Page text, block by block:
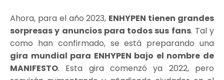
Ahora, para el año 2023, ENHYPEN tienen grandes
sorpresas y anuncios para todos sus fans. Tal y
como han confirmado, se está preparando una
gira mundial para ENHYPEN bajo el nombre de
MANIFESTO. Esta gira comenzó ya 2022, pero